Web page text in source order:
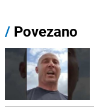
/ Povezano